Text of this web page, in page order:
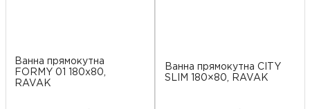
Ванна прямокутна
FORMY 01 180x80,
RAVAK
Ванна прямокутна CITY
SLIM 180×80, RAVAK